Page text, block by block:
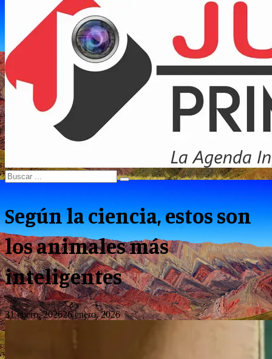
Search
for:
Search
Según la ciencia, estos son
los animales más
inteligentes
31 enero, 202626 enero, 2026